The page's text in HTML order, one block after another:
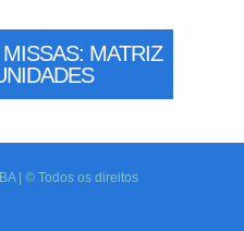
MATRIZ
| © Todos os direitos